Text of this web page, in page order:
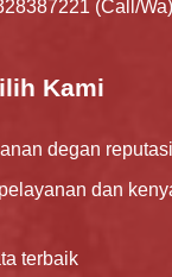
(Call/Wa)
Kami
degan
dan
terbaik